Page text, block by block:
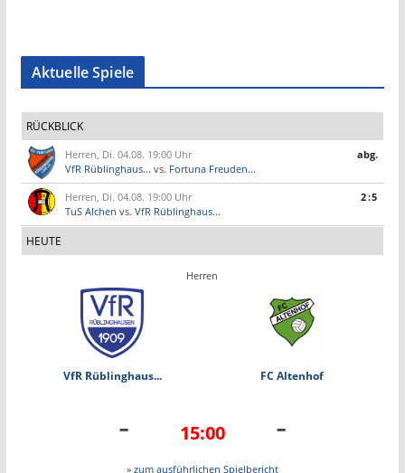
Aktuelle Spiele
RÜCKBLICK
Herren, Di. 04.08. 19:00 Uhr
VfR Rüblinghaus... vs. Fortuna Freuden...
abg.
Herren, Di. 04.08. 19:00 Uhr
TuS Alchen vs. VfR Rüblinghaus...
2:5
HEUTE
Herren
VfR Rüblinghaus... FC Altenhof
- 15:00 -
» zum ausführlichen Spielbericht